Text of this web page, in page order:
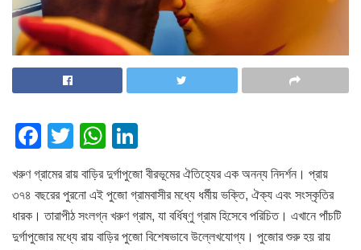
F
a
c
e
b
T
wi
tt
er
W
h
at
s
A
n
k
e
dI
খরুণ গ্রামের রায় বাড়ির দুর্গাপুজো বীরভূমের ঐতিহ্যের এক অনন্য নিদর্শন। প্রায়
৩৭৪ বছরের পুরনো এই পুজো গ্রামবাসীর মধ্যে ধর্মীয় ভক্তি, ঐক্য এবং সংস্কৃতির
ধারক। তারাপীঠ সংলগ্ন খরুণ গ্রাম, যা বর্ধিষ্ণু গ্রাম হিসেবে পরিচিত। এখানে পাঁচটি
দুর্গাপুজোর মধ্যে রায় বাড়ির পুজো বিশেষভাবে উল্লেখযোগ্য। পুজোর শুরু হয় রায়